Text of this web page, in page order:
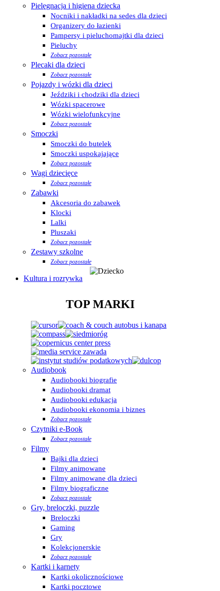
Pielęgnacja i higiena dziecka
Nocniki i nakładki na sedes dla dzieci
Organizery do łazienki
Pampersy i pieluchomajtki dla dzieci
Pieluchy
Zobacz pozostałe
Plecaki dla dzieci
Zobacz pozostałe
Pojazdy i wózki dla dzieci
Jeździki i chodziki dla dzieci
Wózki spacerowe
Wózki wielofunkcyjne
Zobacz pozostałe
Smoczki
Smoczki do butelek
Smoczki uspokajające
Zobacz pozostałe
Wagi dziecięce
Zobacz pozostałe
Zabawki
Akcesoria do zabawek
Klocki
Lalki
Pluszaki
Zobacz pozostałe
Zestawy szkolne
Zobacz pozostałe
Kultura i rozrywka
TOP MARKI
Audiobook
Audiobooki biografie
Audiobooki dramat
Audiobooki edukacja
Audiobooki ekonomia i biznes
Zobacz pozostałe
Czytniki e-Book
Zobacz pozostałe
Filmy
Bajki dla dzieci
Filmy animowane
Filmy animowane dla dzieci
Filmy biograficzne
Zobacz pozostałe
Gry, breloczki, puzzle
Breloczki
Gaming
Gry
Kolekcjonerskie
Zobacz pozostałe
Kartki i karnety
Kartki okolicznościowe
Kartki pocztowe